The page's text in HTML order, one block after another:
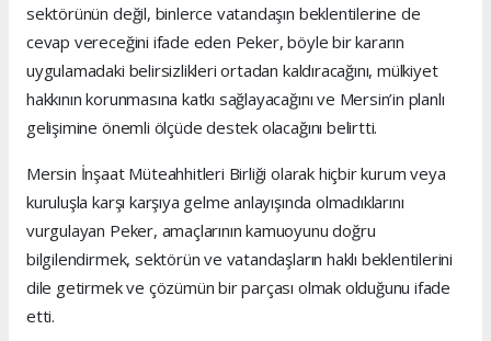
sektörünün değil, binlerce vatandaşın beklentilerine de
cevap vereceğini ifade eden Peker, böyle bir kararın
uygulamadaki belirsizlikleri ortadan kaldıracağını, mülkiyet
hakkının korunmasına katkı sağlayacağını ve Mersin’in planlı
gelişimine önemli ölçüde destek olacağını belirtti.
Mersin İnşaat Müteahhitleri Birliği olarak hiçbir kurum veya
kuruluşla karşı karşıya gelme anlayışında olmadıklarını
vurgulayan Peker, amaçlarının kamuoyunu doğru
bilgilendirmek, sektörün ve vatandaşların haklı beklentilerini
dile getirmek ve çözümün bir parçası olmak olduğunu ifade
etti.